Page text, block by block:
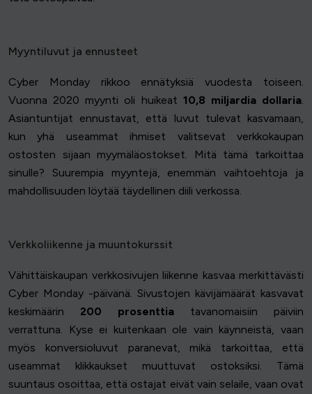
Myyntiluvut ja ennusteet
Cyber Monday rikkoo ennätyksiä vuodesta toiseen.
Vuonna 2020 myynti oli huikeat 10,8 miljardia dollaria.
Asiantuntijat ennustavat, että luvut tulevat kasvamaan,
kun yhä useammat ihmiset valitsevat verkkokaupan
ostosten sijaan myymäläostokset. Mitä tämä tarkoittaa
sinulle? Suurempia myyntejä, enemmän vaihtoehtoja ja
mahdollisuuden löytää täydellinen diili verkossa.
Verkkoliikenne ja muuntokurssit
Vähittäiskaupan verkkosivujen liikenne kasvaa merkittävästi
Cyber Monday -päivänä. Sivustojen kävijämäärät kasvavat
keskimäärin 200 prosenttia tavanomaisiin päiviin
verrattuna. Kyse ei kuitenkaan ole vain käynneistä, vaan
myös konversioluvut paranevat, mikä tarkoittaa, että
useammat klikkaukset muuttuvat ostoksiksi. Tämä
suuntaus osoittaa, että ostajat eivät vain selaile, vaan ovat